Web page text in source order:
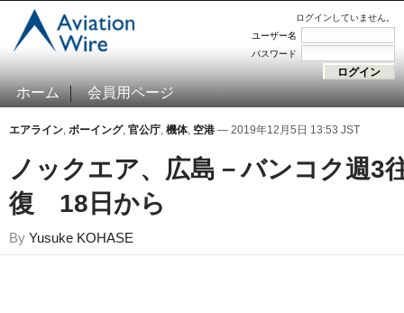
ログインしていません。
ユーザー名
パスワード
ホーム 会員用ページ
エアライン, ボーイング, 官公庁, 機体, 空港 — 2019年12月5日 13:53 JST
ノックエア、広島－バンコク週3
復 18日から
By Yusuke KOHASE